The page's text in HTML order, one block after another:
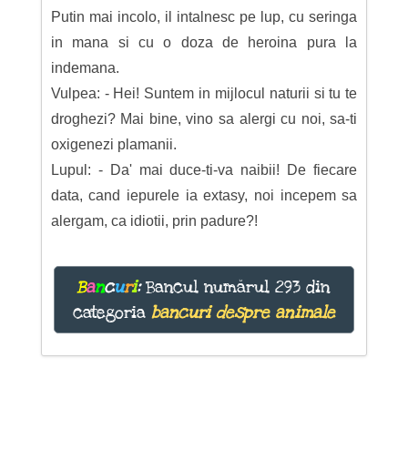
Putin mai incolo, il intalnesc pe lup, cu seringa
in mana si cu o doza de heroina pura la
indemana.
Vulpea: - Hei! Suntem in mijlocul naturii si tu te
droghezi? Mai bine, vino sa alergi cu noi, sa-ti
oxigenezi plamanii.
Lupul: - Da' mai duce-ti-va naibii! De fiecare
data, cand iepurele ia extasy, noi incepem sa
alergam, ca idiotii, prin padure?!
Bancuri:Bancul numărul 293 din
categoria bancuri despre animale